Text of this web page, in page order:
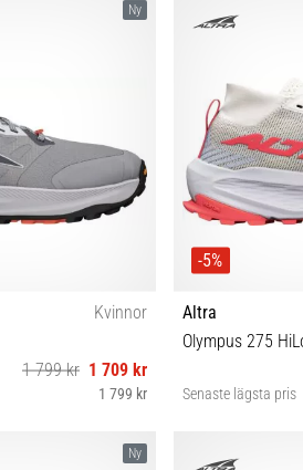
Ny
Kvinnor
1 799 kr 1 709 kr
1 799 kr
-5%
Altra
Olympus 275
Senaste lägsta pris
Ny